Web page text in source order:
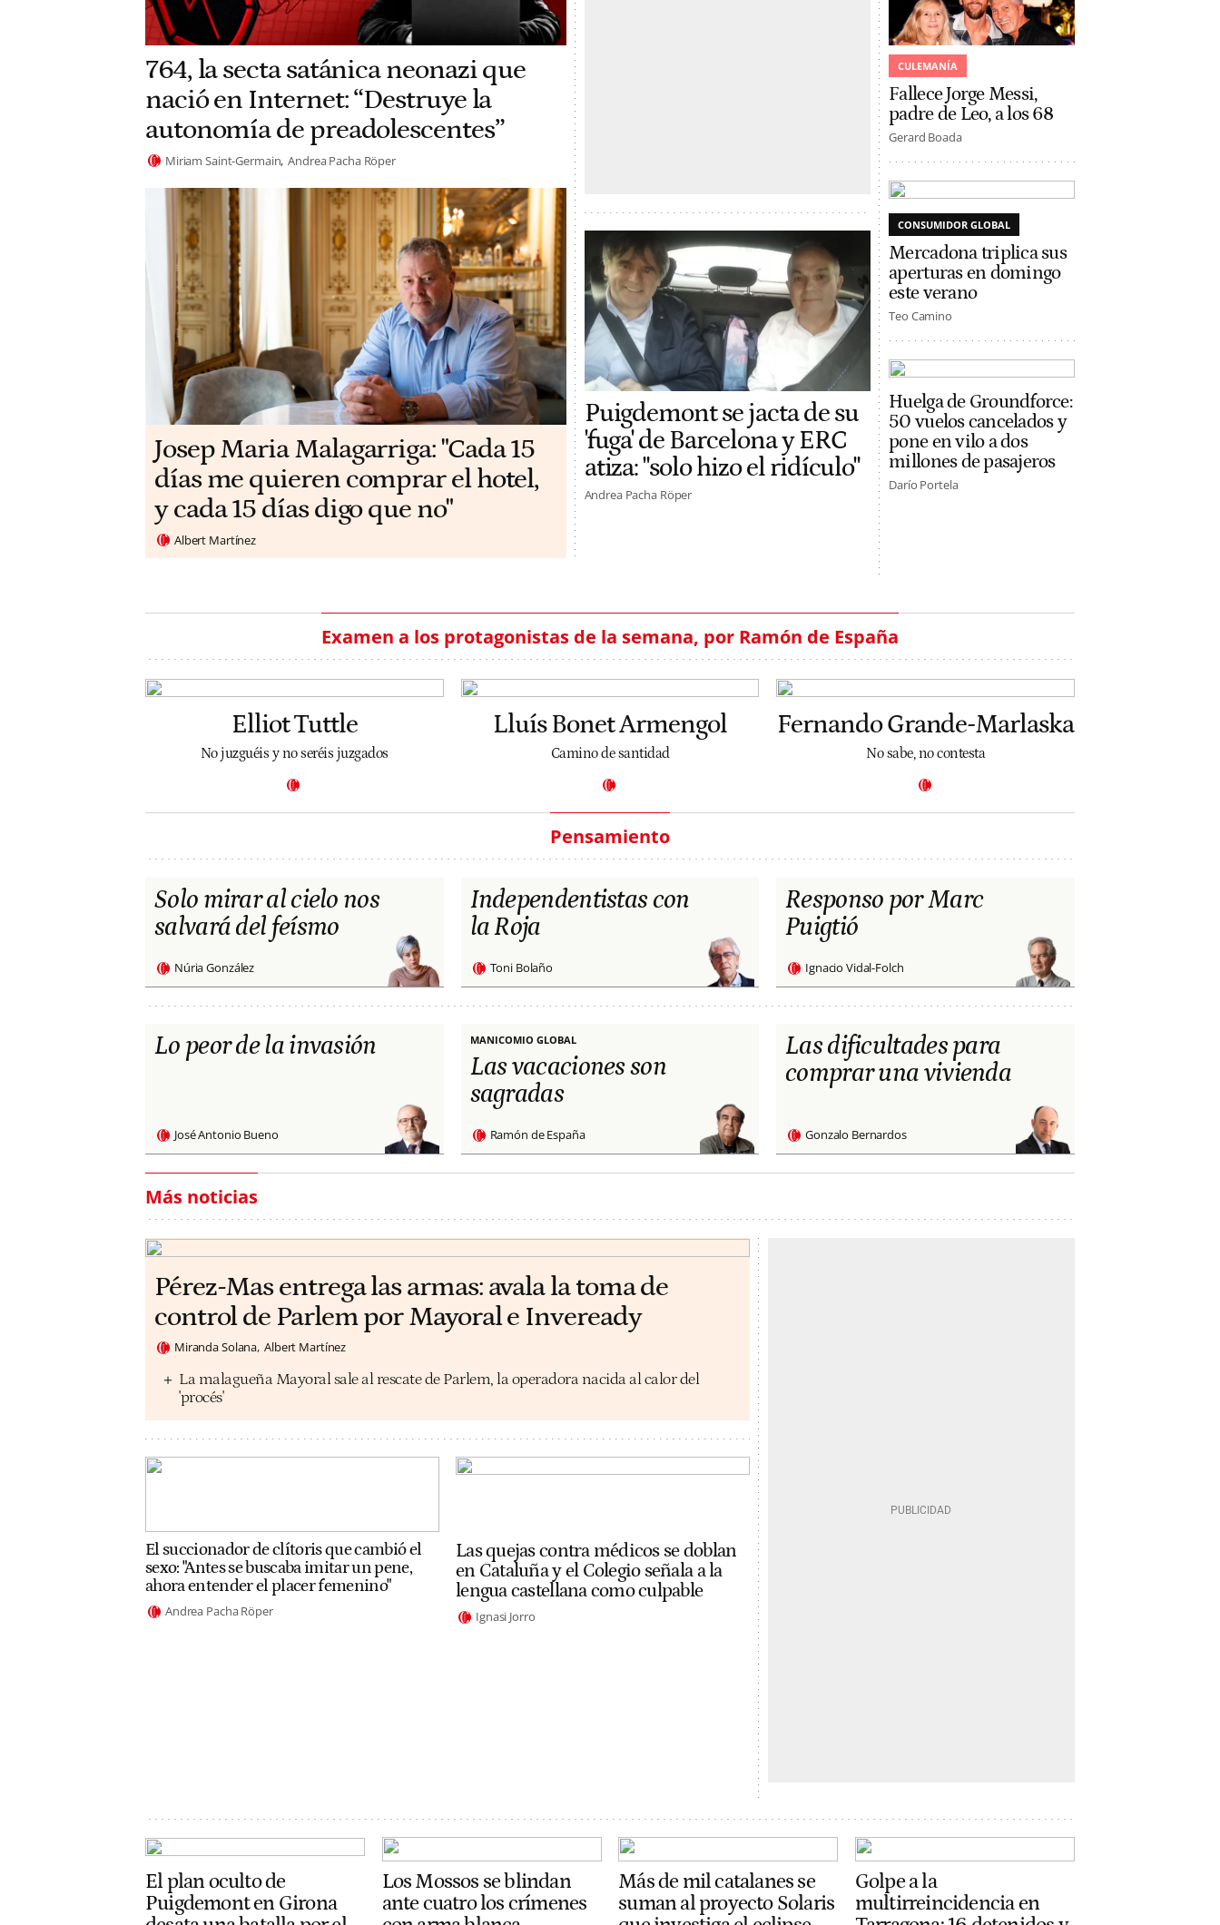
764, la secta satánica neonazi que
nació en Internet: “Destruye la
autonomía de preadolescentes”
Miriam Saint-Germain Andrea Pacha Röper
​​Josep Maria Malagarriga: "Cada 15
días me quieren comprar el hotel,
y cada 15 días digo que no"
Albert Martínez
Puigdemont se jacta de su
'fuga' de Barcelona y ERC
atiza: "solo hizo el ridículo"
Andrea Pacha Röper
CULEMANÍA
Fallece Jorge Messi,
padre de Leo, a los 68
Gerard Boada
CONSUMIDOR GLOBAL
Mercadona triplica sus
aperturas en domingo
este verano
Teo Camino
Huelga de Groundforce:
50 vuelos cancelados y
pone en vilo a dos
millones de pasajeros
Darío Portela
Examen a los protagonistas de la semana, por Ramón de España
Elliot Tuttle
No juzguéis y no seréis juzgados
Lluís Bonet Armengol
Camino de santidad
Fernando Grande-Marlaska
No sabe, no contesta
Pensamiento
Solo mirar al cielo nos
salvará del feísmo
Núria González
Independentistas con
la Roja
Toni Bolaño
Responso por Marc
Puigtió
Ignacio Vidal-Folch
Lo peor de la invasión
José Antonio Bueno
MANICOMIO GLOBAL
Las vacaciones son
sagradas
Ramón de España
Las dificultades para
comprar una vivienda
Gonzalo Bernardos
Más noticias
Pérez-Mas entrega las armas: avala la toma de
control de Parlem por Mayoral e Inveready
Miranda Solana Albert Martínez
La malagueña Mayoral sale al rescate de Parlem, la operadora nacida al calor del
'procés'
El succionador de clítoris que cambió el
sexo: "Antes se buscaba imitar un pene,
ahora entender el placer femenino"
Andrea Pacha Röper
Las quejas contra médicos se doblan
en Cataluña y el Colegio señala a la
lengua castellana como culpable
Ignasi Jorro
El plan oculto de
Puigdemont en Girona
Los Mossos se blindan
ante cuatro los crímenes
Más de mil catalanes se
suman al proyecto Solaris
Golpe a la
multirreincidencia en